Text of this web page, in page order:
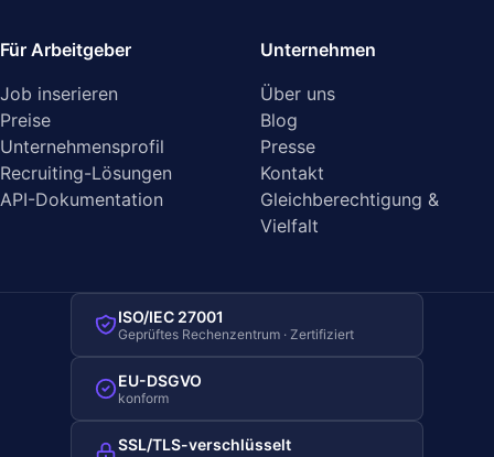
Für Arbeitgeber
Job inserieren
Preise
Unternehmensprofil
Recruiting-Lösungen
API-Dokumentation
Unternehmen
Über uns
Blog
Presse
Kontakt
Gleichberechtigung &
Vielfalt
ISO/IEC 27001
Geprüftes Rechenzentrum · Zertifiziert
EU-DSGVO
konform
SSL/TLS-verschlüsselt